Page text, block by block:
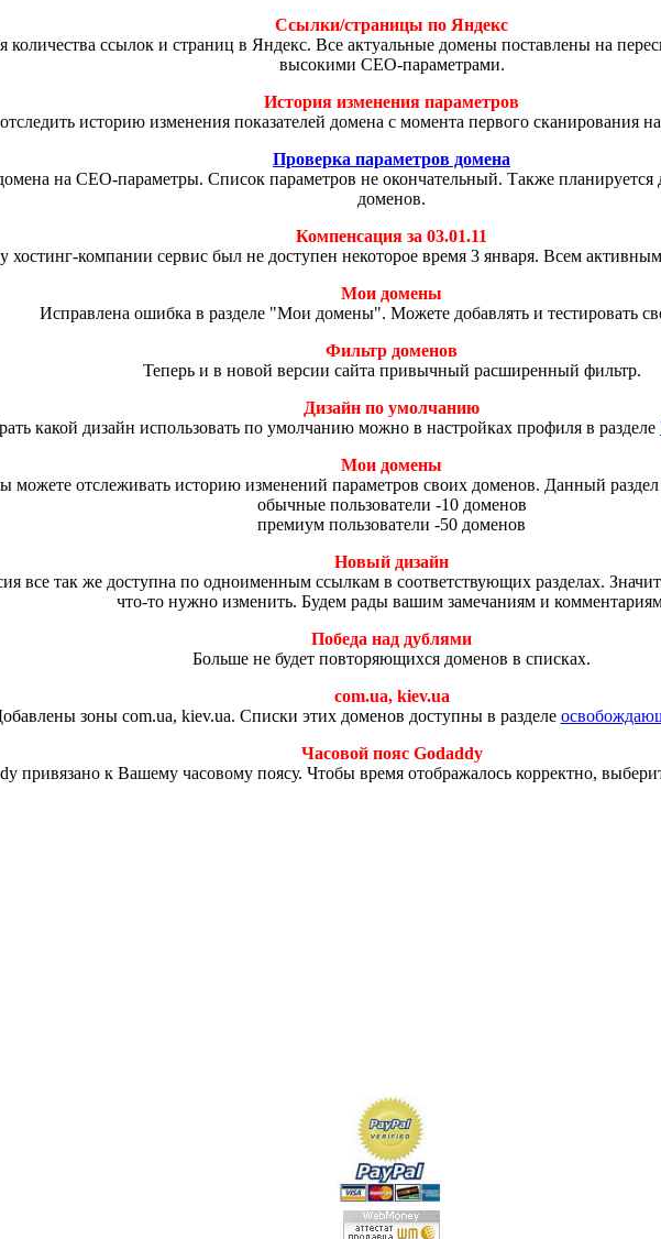
Ссылки/страницы по Яндекс
количества ссылок и страниц в Яндекс. Все актуальные домены поставлены на
высокими СЕО-параметрами.
История изменения параметров
историю изменения показателей домена с момента первого сканирования
Проверка параметров домена
на СЕО-параметры. Список параметров не окончательный. Также
доменов.
Компенсация за 03.01.11
хостинг-компании сервис был не доступен некоторое время 3 января. Всем
Мои домены
Исправлена ошибка в разделе "Мои домены". Можете добавлять и тестировать
Фильтр доменов
Теперь и в новой версии сайта привычный расширенный фильтр.
Дизайн по умолчанию
какой дизайн использовать по умолчанию можно в настройках профиля в разделе
Мои домены
отслеживать историю изменений параметров своих доменов. Данный раздел
обычные пользователи -10 доменов
премиум пользователи -50 доменов
Новый дизайн
все так же доступна по одноименным ссылкам в соответствующих разделах.
что-то нужно изменить. Будем рады вашим замечаниям и
Победа над дублями
Больше не будет повторяющихся доменов в списках.
com.ua, kiev.ua
зоны com.ua, kiev.ua. Списки этих доменов доступны в разделе
Часовой пояс Godaddy
привязано к Вашему часовому поясу. Чтобы время отображалось корректно,